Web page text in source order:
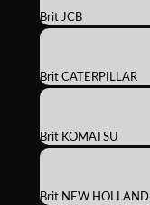
Brit JCB
Brit CATERPILLAR
Brit KOMATSU
Brit NEW HOLLAND